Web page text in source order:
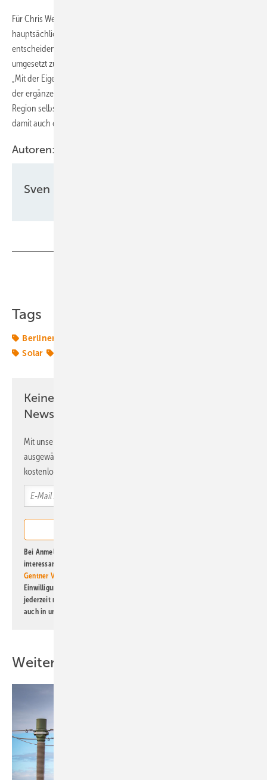
Für Chris Werner, Geschäftsführer der Berliner Stadtwerke, ist
hauptsächlich die Unabhängigkeit von fossilen Energielieferungen
entscheidend. „Wir freuen uns sehr, für Vivantes nun zwei Anlagen
umgesetzt zu haben, die auch für unseren Maßstab groß sind“, sagt er.
„Mit der Eigenversorgung durch die Solaranlagen in Kombination mit
der ergänzenden Lieferung von sauberem Strom, den wir in der
Region selbst erzeugen, stärken wir die Resilienz von Vivantes und
damit auch die Versorgungssicherheit in Berlin“, betont Chris Werner.
Autoren:
Sven Ullrich
Tags
Berliner Stadtwerke
Solar
Keine Zeit? Kein Problem mit dem ERE
Newsletter!
Mit unserem Newsletter erhalten Sie regelmäßig von uns
ausgewählte Informationen und Neuigkeiten, gebündelt und
kostenlos direkt ins Postfach.
Bei Anmeldung zu diesem Newsletter bin ich damit einverstanden, über
interessante Verlags- und Online-Angebote
Gentner Verlag GmbH & Co. KG
Einwilligung kann ich jederzeit widerrufen und eine Abmeldung ist
jederzeit möglich. Informationen zum Umgang mit Daten finden Sie
auch in unserer
Weitere Inhalte